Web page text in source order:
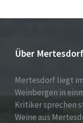
Über Mertesdorf
Mertesdorf liegt
Weinbergen in
Kritiker sprechen
Weine aus